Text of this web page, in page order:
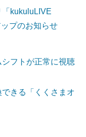
「kukuluLIVE
プのお知らせ
フトが正常に視聴
できる「くくさまオ